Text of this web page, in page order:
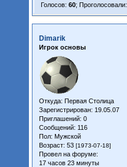
Голосов: 60; Проголосовали:
Dimarik
Игрок основы
Откуда: Первая Столица
Зарегистрирован: 19.05.07
Приглашений: 0
Сообщений: 116
Пол: Мужской
Возраст: 53 [1973-07-18]
Провел на форуме:
17 часов 23 минуты